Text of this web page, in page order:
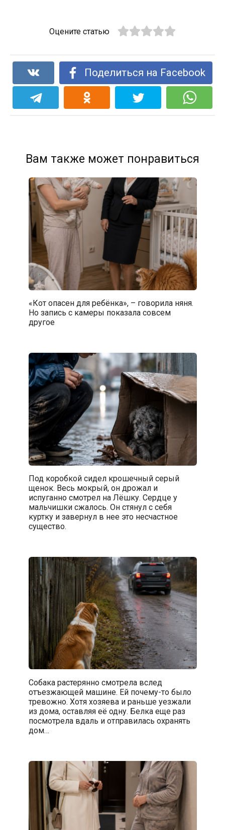
Оцените статью
Поделиться на Facebook
Вам также может понравиться
«Кот опасен для ребёнка», – говорила няня.
Но запись с камеры показала совсем
другое
Под коробкой сидел крошечный серый
щенок. Весь мокрый, он дрожал и
испуганно смотрел на Лёшку. Сердце у
мальчишки сжалось. Он стянул с себя
куртку и завернул в нее это несчастное
существо.
Собака растерянно смотрела вслед
отъезжающей машине. Ей почему-то было
тревожно. Хотя хозяева и раньше уезжали
из дома, оставляя её одну. Белка еще раз
посмотрела вдаль и отправилась охранять
дом…